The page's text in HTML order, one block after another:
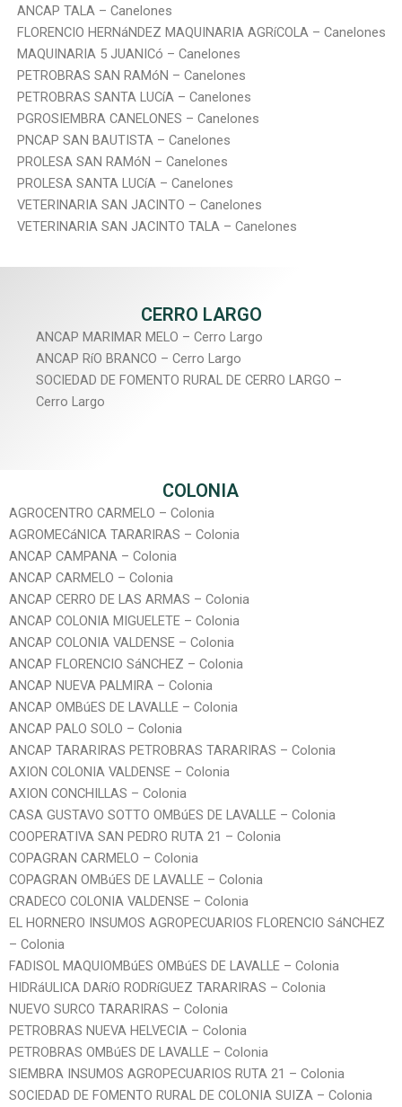
ANCAP TALA – Canelones
FLORENCIO HERNáNDEZ MAQUINARIA AGRíCOLA – Canelones
MAQUINARIA 5 JUANICó – Canelones
PETROBRAS SAN RAMóN – Canelones
PETROBRAS SANTA LUCíA – Canelones
PGROSIEMBRA CANELONES – Canelones
PNCAP SAN BAUTISTA – Canelones
PROLESA SAN RAMóN – Canelones
PROLESA SANTA LUCíA – Canelones
VETERINARIA SAN JACINTO – Canelones
VETERINARIA SAN JACINTO TALA – Canelones
CERRO LARGO
ANCAP MARIMAR MELO – Cerro Largo
ANCAP RíO BRANCO – Cerro Largo
SOCIEDAD DE FOMENTO RURAL DE CERRO LARGO –
Cerro Largo
COLONIA
AGROCENTRO CARMELO – Colonia
AGROMECáNICA TARARIRAS – Colonia
ANCAP CAMPANA – Colonia
ANCAP CARMELO – Colonia
ANCAP CERRO DE LAS ARMAS – Colonia
ANCAP COLONIA MIGUELETE – Colonia
ANCAP COLONIA VALDENSE – Colonia
ANCAP FLORENCIO SáNCHEZ – Colonia
ANCAP NUEVA PALMIRA – Colonia
ANCAP OMBúES DE LAVALLE – Colonia
ANCAP PALO SOLO – Colonia
ANCAP TARARIRAS PETROBRAS TARARIRAS – Colonia
AXION COLONIA VALDENSE – Colonia
AXION CONCHILLAS – Colonia
CASA GUSTAVO SOTTO OMBúES DE LAVALLE – Colonia
COOPERATIVA SAN PEDRO RUTA 21 – Colonia
COPAGRAN CARMELO – Colonia
COPAGRAN OMBúES DE LAVALLE – Colonia
CRADECO COLONIA VALDENSE – Colonia
EL HORNERO INSUMOS AGROPECUARIOS FLORENCIO SáNCHEZ
– Colonia
FADISOL MAQUIOMBúES OMBúES DE LAVALLE – Colonia
HIDRáULICA DARíO RODRíGUEZ TARARIRAS – Colonia
NUEVO SURCO TARARIRAS – Colonia
PETROBRAS NUEVA HELVECIA – Colonia
PETROBRAS OMBúES DE LAVALLE – Colonia
SIEMBRA INSUMOS AGROPECUARIOS RUTA 21 – Colonia
SOCIEDAD DE FOMENTO RURAL DE COLONIA SUIZA – Colonia